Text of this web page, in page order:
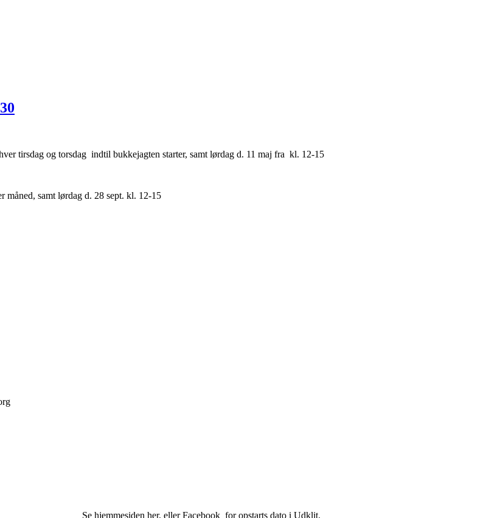
tirsdag og torsdag indtil bukkejagten starter, samt lørdag d. 11 maj fra kl. 12-15
måned, samt lørdag d. 28 sept. kl. 12-15
hjemmesiden her, eller Facebook for opstarts dato i Udklit.